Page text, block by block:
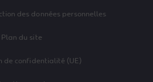
des données personnelles
Plan du site
de confidentialité (UE)